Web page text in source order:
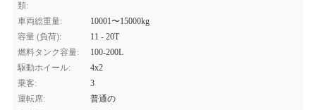
類:
車両総重量:
10001〜15000kg
容量 (負荷):
11 - 20T
燃料タンク容量:
100-200L
駆動ホイール:
4x2
乗客:
3
運転席:
普通の